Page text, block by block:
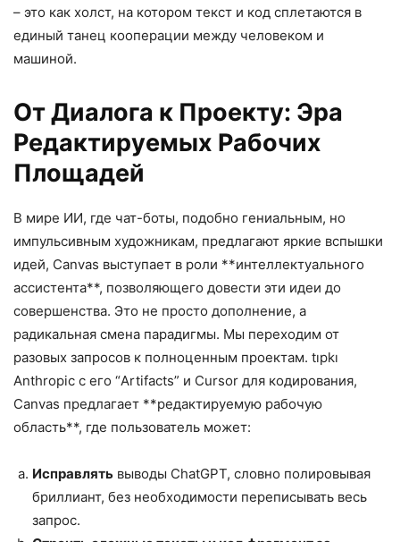
– это как холст, на котором текст и код сплетаются в
единый танец кооперации между человеком и
машиной.
От Диалога к Проекту: Эра
Редактируемых Рабочих
Площадей
В мире ИИ, где чат-боты, подобно гениальным, но
импульсивным художникам, предлагают яркие вспышки
идей, Canvas выступает в роли **интеллектуального
ассистента**, позволяющего довести эти идеи до
совершенства. Это не просто дополнение, а
радикальная смена парадигмы. Мы переходим от
разовых запросов к полноценным проектам. tıpkı
Anthropic с его “Artifacts” и Cursor для кодирования,
Canvas предлагает **редактируемую рабочую
область**, где пользователь может:
Исправлять выводы ChatGPT, словно полировывая
бриллиант, без необходимости переписывать весь
запрос.